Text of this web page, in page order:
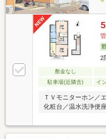
2
敷金なし
駐車場(近隣含)
イ
ＴＶモニターホン／
化粧台／温水洗浄便